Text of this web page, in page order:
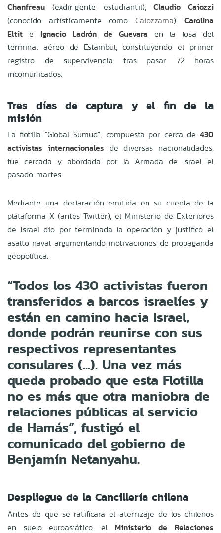
Chanfreau (exdirigente estudiantil), Claudio Caiozzi
(conocido artísticamente como Caiozzama), Carolina
Eltit e Ignacio Ladrón de Guevara en la losa del
terminal aéreo de Estambul, constituyendo el primer
registro de supervivencia tras pasar 72 horas
incomunicados.
Tres días de captura y el fin de la
misión
La flotilla "Global Sumud", compuesta por cerca de 430
activistas internacionales de diversas nacionalidades,
fue cercada y abordada por la Armada de Israel el
pasado martes.
Mediante una declaración emitida en su cuenta de la
plataforma X (antes Twitter), el Ministerio de Exteriores
de Israel dio por terminada la operación y justificó el
asalto naval argumentando motivaciones de propaganda
geopolítica.
“Todos los 430 activistas fueron
transferidos a barcos israelíes y
están en camino hacia Israel,
donde podrán reunirse con sus
respectivos representantes
consulares (...). Una vez más
queda probado que esta Flotilla
no es más que otra maniobra de
relaciones públicas al servicio
de Hamás”, fustigó el
comunicado del gobierno de
Benjamín Netanyahu.
Despliegue de la Cancillería chilena
Antes de que se ratificara el aterrizaje de los chilenos
en suelo euroasiático, el Ministerio de Relaciones